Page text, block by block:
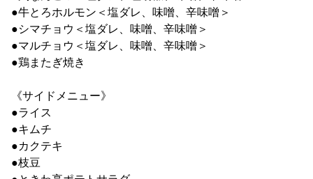
●牛とろホルモン＜塩ダレ、味噌、辛味噌＞
●シマチョウ＜塩ダレ、味噌、辛味噌＞
●マルチョウ＜塩ダレ、味噌、辛味噌＞
●鶏またぎ焼き
《サイドメニュー》
●ライス
●キムチ
●カクテキ
●枝豆